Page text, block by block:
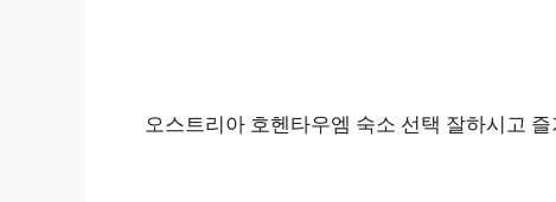
오스트리아 호헨타우엠 숙소 선택 잘하시고